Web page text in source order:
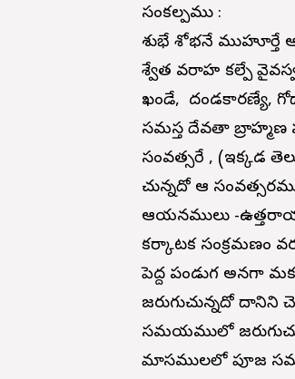
సంకల్పము :
శుభే శోభనే ముహూర్తే
శ్వేత వరాహ కల్పే
ఖండే, దండకారణ్యే,
సమస్త దేవతా బ్రాహ్మణ
సంవత్సరే , (ఇక్కడ
చున్నదో ఆ
ఆయనములు -
కర్కాటక సంక్రమణం
పెద్ద పండుగ అనగా
జరుగుచున్నదో దానిని
సమయములో
మాసములలో పూజ